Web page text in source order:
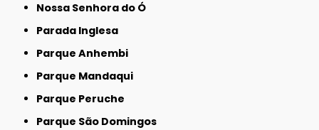
Nossa Senhora do Ó
Parada Inglesa
Parque Anhembi
Parque Mandaqui
Parque Peruche
Parque São Domingos